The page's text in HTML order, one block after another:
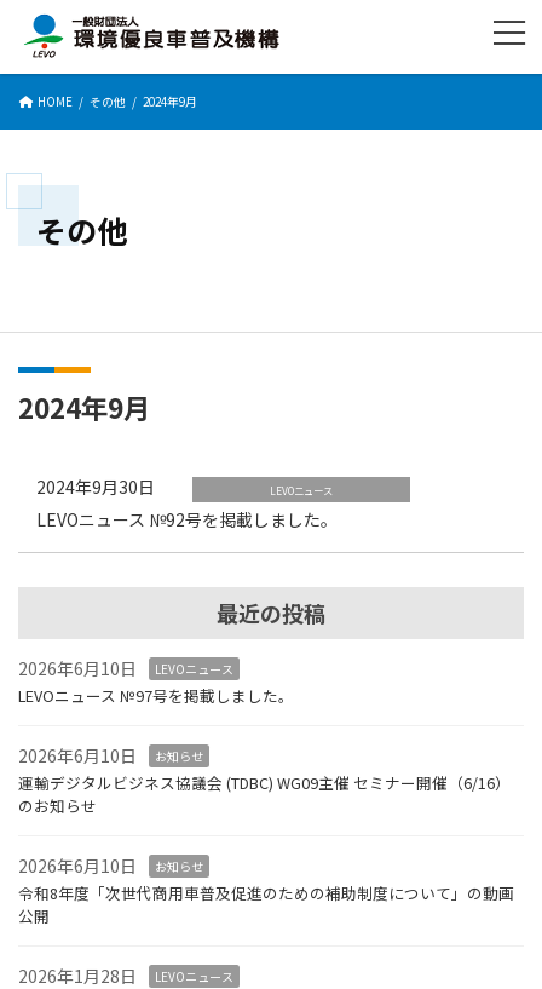
へ
キ
ッ
ョ
に
移
HOME その他 2024年9月
その他
2024年9月
2024年9月30日 LEVOニュース
LEVOニュース №92号を掲載しました。
最近の投稿
2026年6月10日 LEVOニュース
LEVOニュース №97号を掲載しました。
2026年6月10日 お知らせ
運輸デジタルビジネス協議会 (TDBC) WG09主催 セミナー開催（6/16）
のお知らせ
2026年6月10日 お知らせ
令和8年度「次世代商用車普及促進のための補助制度について」の動画
公開
2026年1月28日 LEVOニュース